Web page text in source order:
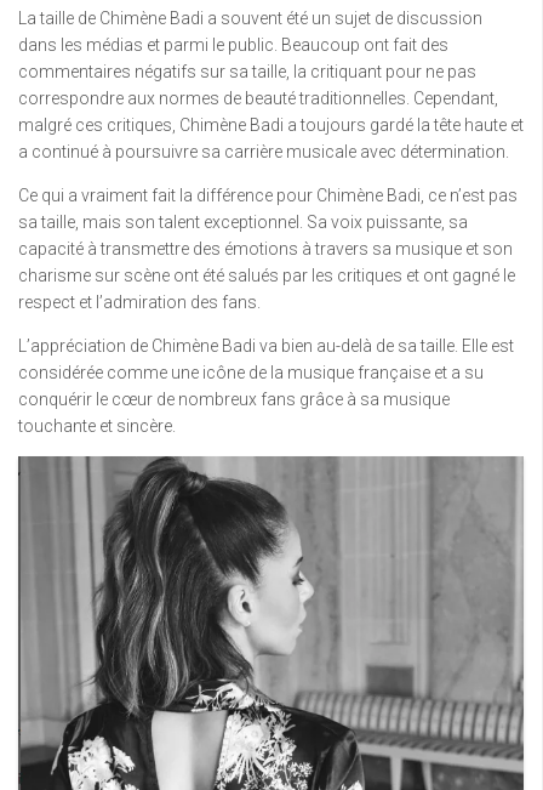
La taille de Chimène Badi a souvent été un sujet de discussion
dans les médias et parmi le public. Beaucoup ont fait des
commentaires négatifs sur sa taille, la critiquant pour ne pas
correspondre aux normes de beauté traditionnelles. Cependant,
malgré ces critiques, Chimène Badi a toujours gardé la tête haute et
a continué à poursuivre sa carrière musicale avec détermination.
Ce qui a vraiment fait la différence pour Chimène Badi, ce n’est pas
sa taille, mais son talent exceptionnel. Sa voix puissante, sa
capacité à transmettre des émotions à travers sa musique et son
charisme sur scène ont été salués par les critiques et ont gagné le
respect et l’admiration des fans.
L’appréciation de Chimène Badi va bien au-delà de sa taille. Elle est
considérée comme une icône de la musique française et a su
conquérir le cœur de nombreux fans grâce à sa musique
touchante et sincère.